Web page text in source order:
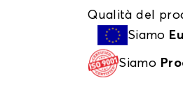
Qualità del
Siamo
Siamo